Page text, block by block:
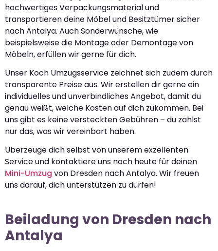
hochwertiges Verpackungsmaterial und
transportieren deine Möbel und Besitztümer sicher
nach Antalya. Auch Sonderwünsche, wie
beispielsweise die Montage oder Demontage von
Möbeln, erfüllen wir gerne für dich.
Unser Koch Umzugsservice zeichnet sich zudem durch
transparente Preise aus. Wir erstellen dir gerne ein
individuelles und unverbindliches Angebot, damit du
genau weißt, welche Kosten auf dich zukommen. Bei
uns gibt es keine versteckten Gebühren – du zahlst
nur das, was wir vereinbart haben.
Überzeuge dich selbst von unserem exzellenten
Service und kontaktiere uns noch heute für deinen
Mini-Umzug von Dresden nach Antalya. Wir freuen
uns darauf, dich unterstützen zu dürfen!
Beiladung von Dresden nach
Antalya